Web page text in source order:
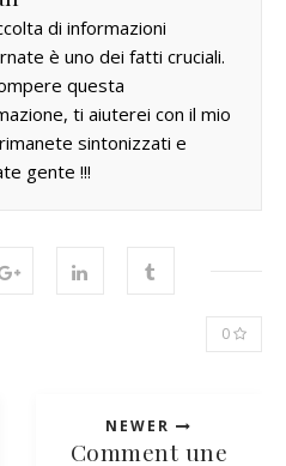
di informazioni
è uno dei fatti cruciali.
questa
ti aiuterei con il mio
sintonizzati e
gente !!!
0
NEWER
Comment une